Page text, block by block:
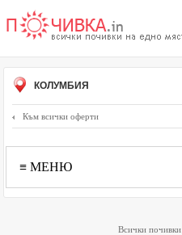
КОЛУМБИЯ
Към всички оферти
≡ МЕНЮ
Всички почивки